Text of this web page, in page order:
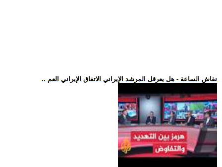
.. نقاش الساعة - هل يعرقل المرشد الإيراني الاتفاق الإيراني العم